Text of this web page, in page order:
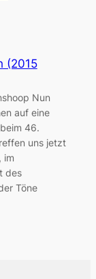
(2015
Nun
auf eine
46.
uns jetzt
im
des
Töne